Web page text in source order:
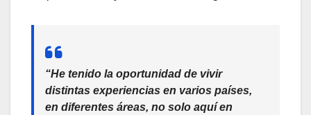
“He tenido la oportunidad de vivir
distintas experiencias en varios países,
en diferentes áreas, no solo aquí en